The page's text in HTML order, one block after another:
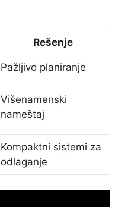
Rešenje
Pažljivo planiranje
Višenamenski
nameštaj
Kompaktni sistemi za
odlaganje